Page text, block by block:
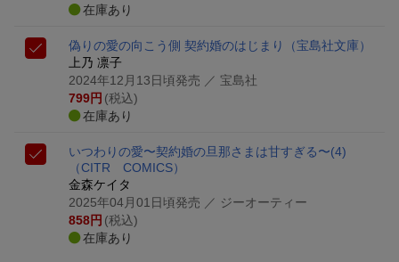
在庫あり
偽りの愛の向こう側 契約婚のはじまり
（宝島社文庫）
上乃 凛子
2024年12月13日頃発売 ／ 宝島社
799円 (税込)
在庫あり
いつわりの愛〜契約婚の旦那さまは甘すぎる〜(4)
（CITR COMICS）
金森ケイタ
2025年04月01日頃発売 ／ ジーオーティー
858円 (税込)
在庫あり